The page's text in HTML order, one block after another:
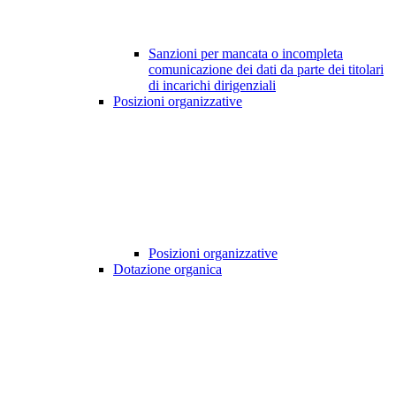
Sanzioni per mancata o incompleta
comunicazione dei dati da parte dei titolari
di incarichi dirigenziali
Posizioni organizzative
Posizioni organizzative
Dotazione organica